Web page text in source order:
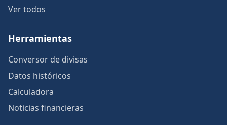
Ver todos
Herramientas
Conversor de divisas
Datos históricos
Calculadora
Noticias financieras